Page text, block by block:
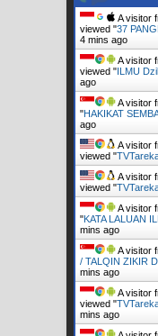
A visitor
viewed "37
4 mins ago
A visitor
viewed "ILMU
ago
A visitor
"HAKIKAT
ago
A visitor
viewed "
A visitor
viewed "
A visitor
"KATA LALUAN
mins ago
A visitor
/ TALQIN ZIKIR
mins ago
A visitor
viewed "
mins ago